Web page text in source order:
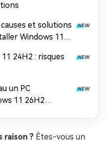
et solutions
Windows 11
24H2 : risques
un PC
11 26H2
raison ? Êtes-vous un